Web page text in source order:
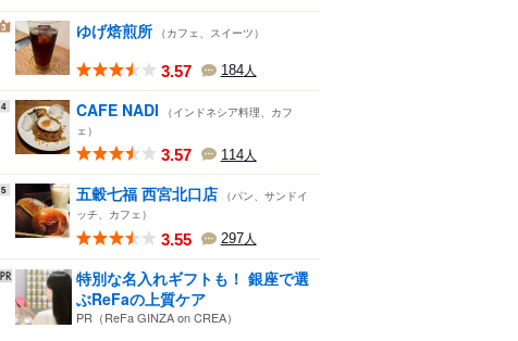
3 ゆげ焙煎所 （カフェ、スイーツ）
3.57 184人
4 CAFE NADI
（インドネシア料理、カフ
ェ）
3.57 114人
5 五穀七福 西宮北口店 （パン、サンドイ
ッチ、カフェ）
3.55 297人
特別な名入れギフトも！ 銀座で選
ぶReFaの上質ケア
PR（ReFa GINZA on CREA）